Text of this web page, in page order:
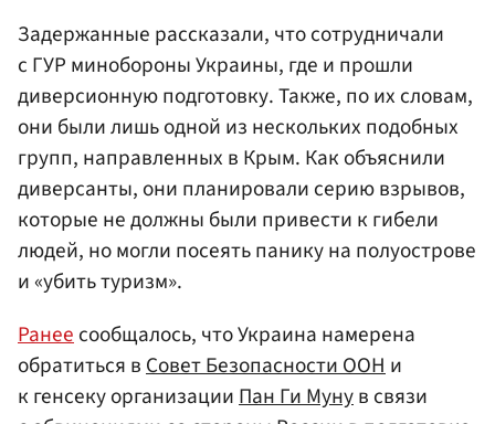
Задержанные рассказали, что сотрудничали
с ГУР минобороны Украины, где и прошли
диверсионную подготовку. Также, по их словам,
они были лишь одной из нескольких подобных
групп, направленных в Крым. Как объяснили
диверсанты, они планировали серию взрывов,
которые не должны были привести к гибели
людей, но могли посеять панику на полуострове
и «убить туризм».
Ранее сообщалось, что Украина намерена
обратиться в Совет Безопасности ООН и
к генсеку организации Пан Ги Мунув связи